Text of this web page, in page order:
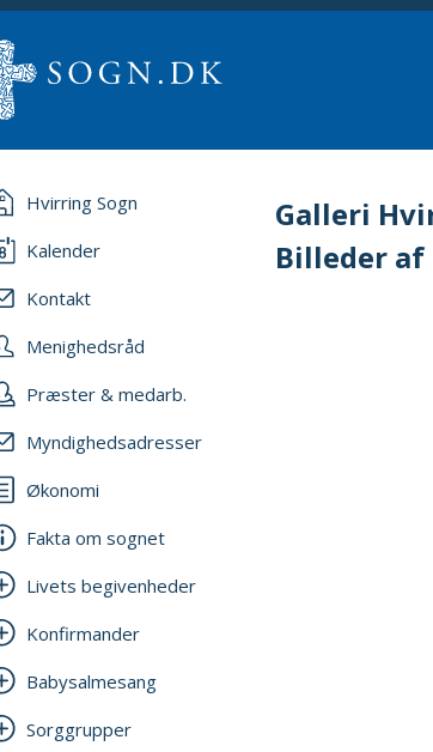
Hvirring Sogn
Kalender
Kontakt
Menighedsråd
Præster & medarb.
Myndighedsadresser
Økonomi
Fakta om sognet
Livets begivenheder
Konfirmander
Babysalmesang
Sorggrupper
Galleri
Billeder